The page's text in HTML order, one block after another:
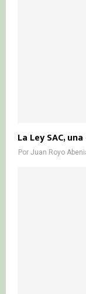
La Ley SAC,
Por Juan Royo